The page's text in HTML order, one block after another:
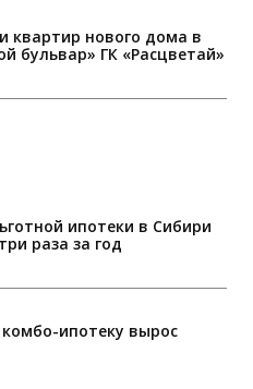
квартир нового дома в
бульвар» ГК «Расцветай»
ипотеки в Сибири
раза за год
комбо-ипотеку вырос